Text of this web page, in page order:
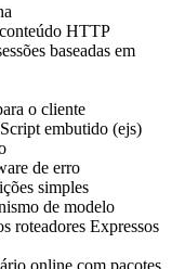
HTTP
baseadas em
o cliente
embutido (ejs)
de erro
simples
de modelo
roteadores Expressos
online com pacotes